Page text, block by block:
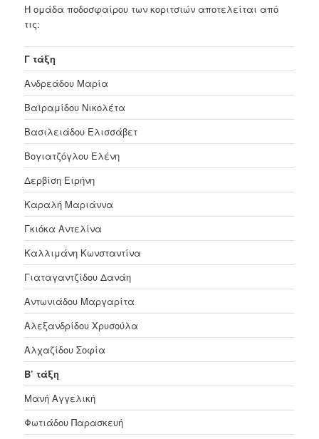
Η ομάδα ποδοσφαίρου των κοριτσιών αποτελείται από
τις:
Γ τάξη
Ανδρεάδου Μαρία
Βαϊραμίδου Νικολέτα
Βασιλειάδου Ελισσάβετ
Βογιατζόγλου Ελένη
Δερβίση Ειρήνη
Καραλή Μαριάννα
Γκιόκα Αντελίνα
Καλλιμάνη Κωνσταντίνα
Γιαταγαντζίδου Δανάη
Αντωνιάδου Μαργαρίτα
Αλεξανδρίδου Χρυσούλα
Αλχαζίδου Σοφία
Β’ τάξη
Μανή Αγγελική
Φωτιάδου Παρασκευή